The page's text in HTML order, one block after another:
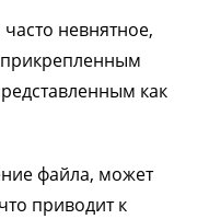
невнятное,
как
файла, может
приводит к